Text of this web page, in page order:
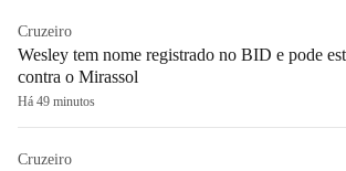
Cruzeiro
Wesley tem nome registrado no BID e pode
contra o Mirassol
Há 49 minutos
Cruzeiro